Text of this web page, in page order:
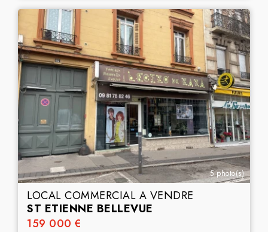
5 photo(s)
LOCAL COMMERCIAL A VENDRE
ST ETIENNE BELLEVUE
159 000 €